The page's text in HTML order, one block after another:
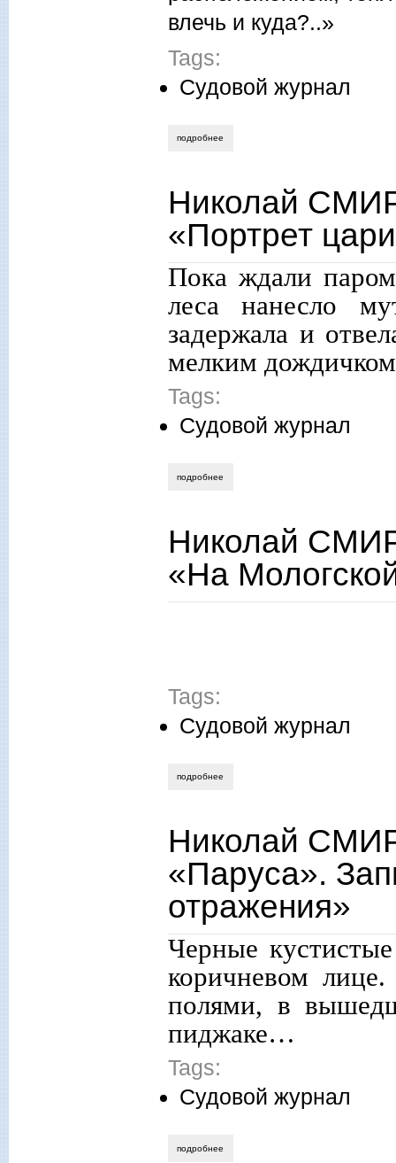
влечь и куда?..»
Tags:
Судовой журнал
подробнее
Николай
«Портрет
Пока ждали
леса нанесло
задержала и
мелким
Tags:
Судовой журнал
подробнее
Николай
«На
Tags:
Судовой журнал
подробнее
Николай
«Паруса».
отражения»
Черные
коричневом
полями, в
пиджаке…
Tags:
Судовой журнал
подробнее